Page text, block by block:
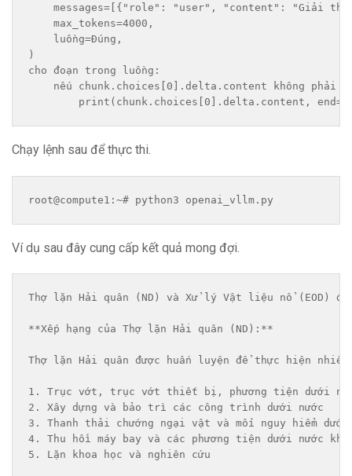
messages=[{"role": "user", "content": "Giải
max_tokens=4000,
luồng=Đúng,
)
cho đoạn trong luồng:
nếu chunk.choices[0].delta.content không phải
print(chunk.choices[0].delta.content,
Chạy lệnh sau để thực thi.
root@compute1:~# python3 openai_vllm.py
Ví dụ sau đây cung cấp kết quả mong đợi.
Thợ lặn Hải quân (ND) và Xử lý Vật liệu nổ (EOD)
**Xếp hạng của Thợ lặn Hải quân (ND):**
Thợ lặn Hải quân được huấn luyện để thực hiện
1. Trục vớt, trục vớt thiết bị, phương tiện dưới
2. Xây dựng và bảo trì các công trình dưới nước
3. Thanh thải chướng ngại vật và mối nguy hiểm
4. Thu hồi máy bay và các phương tiện dưới nước
5. Lặn khoa học và nghiên cứu